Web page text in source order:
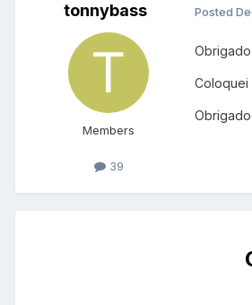
tonnybass
Members
39
Posted
Coloquei
Obrigado